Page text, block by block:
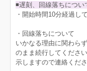
◾️遅刻、回線落ちについ
・開始時間10分経過し
・回線落ちについて
いかなる理由に関わら
のまま続行してくださ
示しますので連絡くださ